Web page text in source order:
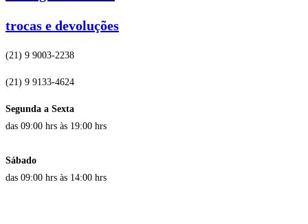
trocas e devoluções
(21) 9 9003-2238
(21) 9 9133-4624
Segunda a Sexta
das 09:00 hrs às 19:00 hrs
Sábado
das 09:00 hrs às 14:00 hrs